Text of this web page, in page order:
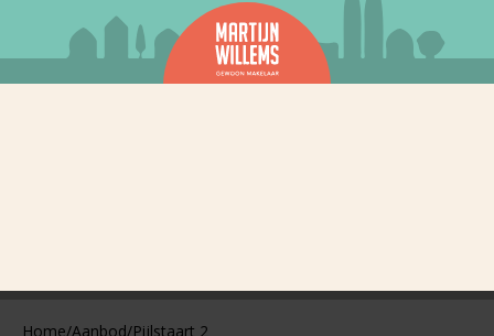
Home/Aanbod/Pijlstaart 2